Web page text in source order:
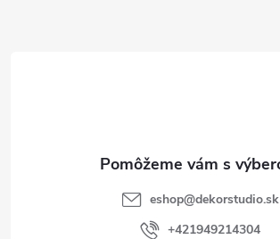
eshop@dekorstudio.sk
+421949214304